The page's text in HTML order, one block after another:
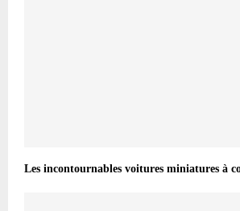
Les incontournables voitures miniatures à